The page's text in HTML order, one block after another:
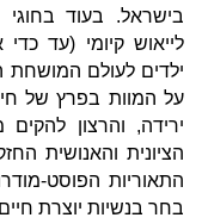
בישראל. בעוד בחוגי
לייאוש קיומי (עד
ילדים לעולם המושחת
על המוות בפרץ של
ירידה, והרצון
הציונית והאנושית
התאוריות הפוסט-
בחר בנשיות יוצרת